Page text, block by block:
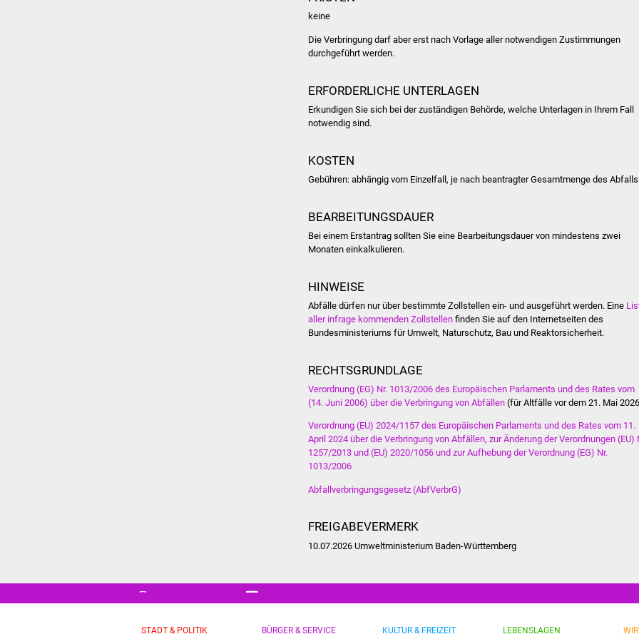
keine
Die Verbringung darf aber erst nach Vorlage aller notwendigen Zustimmungen
durchgeführt werden.
ERFORDERLICHE UNTERLAGEN
Erkundigen Sie sich bei der zuständigen Behörde, welche Unterlagen in Ihrem Fall
notwendig sind.
KOSTEN
Gebühren: abhängig vom Einzelfall, je nach beantragter Gesamtmenge des Abfalls
BEARBEITUNGSDAUER
Bei einem Erstantrag sollten Sie eine Bearbeitungsdauer von mindestens zwei
Monaten einkalkulieren.
HINWEISE
Abfälle dürfen nur über bestimmte Zollstellen ein- und ausgeführt werden. Eine
aller infrage kommenden Zollstellen finden Sie auf den Internetseiten des
Bundesministeriums für Umwelt, Naturschutz, Bau und Reaktorsicherheit.
RECHTSGRUNDLAGE
Verordnung (EG) Nr. 1013/2006 des Europäischen Parlaments und des Rates vom
(14. Juni 2006) über die Verbringung von Abfällen (für Altfälle vor dem 21. Mai
Verordnung (EU) 2024/1157 des Europäischen Parlaments und des Rates vom 11.
April 2024 über die Verbringung von Abfällen, zur Änderung der Verordnungen (EU)
1257/2013 und (EU) 2020/1056 und zur Aufhebung der Verordnung (EG) Nr.
1013/2006
Abfallverbringungsgesetz (AbfVerbrG)
FREIGABEVERMERK
10.07.2026 Umweltministerium Baden-Württemberg
STADT & POLITIK BÜRGER & SERVICE KULTUR & FREIZEIT LEBENSLAGEN